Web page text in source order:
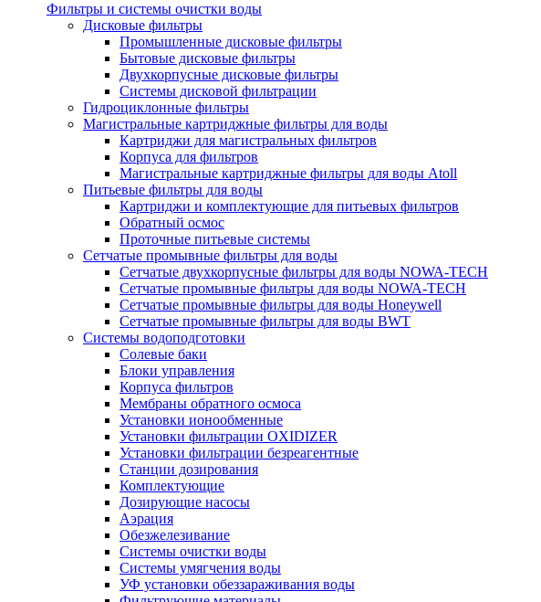
Фильтры и системы очистки воды
Дисковые фильтры
Промышленные дисковые фильтры
Бытовые дисковые фильтры
Двухкорпусные дисковые фильтры
Системы дисковой фильтрации
Гидроциклонные фильтры
Магистральные картриджные фильтры для воды
Картриджи для магистральных фильтров
Корпуса для фильтров
Магистральные картриджные фильтры для воды Atoll
Питьевые фильтры для воды
Картриджи и комплектующие для питьевых фильтров
Обратный осмос
Проточные питьевые системы
Сетчатые промывные фильтры для воды
Сетчатые двухкорпусные фильтры для воды NOWA-TECH
Сетчатые промывные фильтры для воды NOWA-TECH
Сетчатые промывные фильтры для воды Honeywell
Сетчатые промывные фильтры для воды BWT
Системы водоподготовки
Солевые баки
Блоки управления
Корпуса фильтров
Мембраны обратного осмоса
Установки ионообменные
Установки фильтрации OXIDIZER
Установки фильтрации безреагентные
Станции дозирования
Комплектующие
Дозирующие насосы
Аэрация
Обезжелезивание
Системы очистки воды
Системы умягчения воды
УФ установки обеззараживания воды